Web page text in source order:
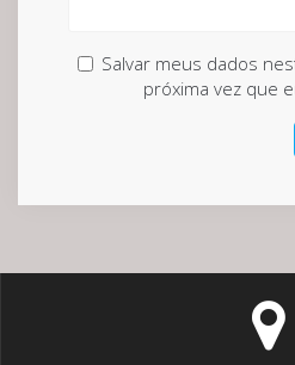
Salvar meus dados
próxima vez que